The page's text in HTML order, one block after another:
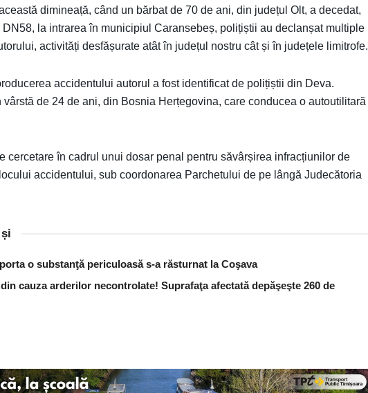
dimineață, când un bărbat de 70 de ani, din județul Olt, a decedat,
la intrarea în municipiul Caransebeș, polițiștii au declanșat multiple
activități desfășurate atât în județul nostru cât și în județele limitrofe.
accidentului autorul a fost identificat de polițiștii din Deva.
vârstă de 24 de ani, din Bosnia Herțegovina, care conducea o autoutilitară
cercetare în cadrul unui dosar penal pentru săvârșirea infracțiunilor de
accidentului, sub coordonarea Parchetului de pe lângă Judecătoria
o substanţă periculoasă s-a răsturnat la Coşava
cauza arderilor necontrolate! Suprafaţa afectată depăşeşte 260 de